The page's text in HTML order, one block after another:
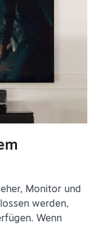
Monitor und
werden,
Wenn